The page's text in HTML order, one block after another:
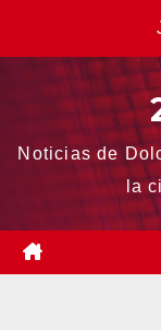
Noticias de
la